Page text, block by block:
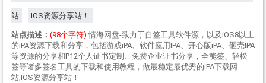
站 IOS资源分享站！
站点描述： (98个字符) 情海网盘-致力于自签工具软件源，以及iOS8以上
的iPA资源下载和分享，包括游戏iPA、软件应用IPA、开心版iPA、砸壳IPA
等资源的分享和P12个人证书定制、免费企业证书分享，全能签、轻松
签等诸多签名工具的下载和使用教程，做最稳定最优秀的iPA下载网
站,IOS资源分享站！